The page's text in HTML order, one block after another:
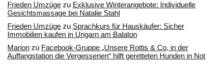
Frieden Umzüge zu Exklusive Winterangebote: Individuelle
Gesichtsmassage bei Natalie Stahl
Frieden Umzüge zu Sprachkurs für Hauskäufer: Sicher
Immobilien kaufen in Ungarn am Balaton
Marion zu Facebook-Gruppe „Unsere Rottis & Co, in der
Auffangstation die Vergessenen“ hilft geretteten Hunden in Not